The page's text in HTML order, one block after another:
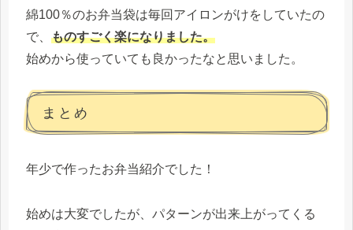
綿100％のお弁当袋は毎回アイロンがけをしていたの
で、 ものすごく楽になりました。
始めから使っていても良かったなと思いました。
まとめ
年少で作ったお弁当紹介でした！
始めは大変でしたが、パターンが出来上がってくる